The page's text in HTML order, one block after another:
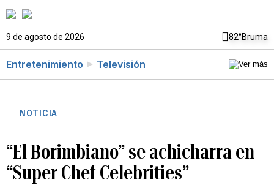
9 de agosto de 2026 82°Bruma
Entretenimiento Televisión
NOTICIA
“El Borimbiano” se achicharra en
“Super Chef Celebrities”